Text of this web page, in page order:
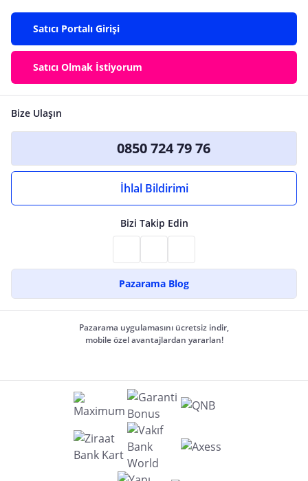
Satıcı Portalı Girişi
Satıcı Olmak İstiyorum
Bize Ulaşın
0850 724 79 76
İhlal Bildirimi
Bizi Takip Edin
Pazarama Blog
Pazarama uygulamasını ücretsiz indir,
mobile özel avantajlardan yararlan!